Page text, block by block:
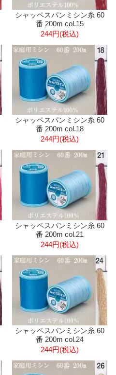
シャッペスパンミシン糸 60
番 200m col.15
244円(税込)
シャッペスパンミシン糸 60
番 200m col.18
244円(税込)
シャッペスパンミシン糸 60
番 200m col.21
244円(税込)
シャッペスパンミシン糸 60
番 200m col.24
244円(税込)